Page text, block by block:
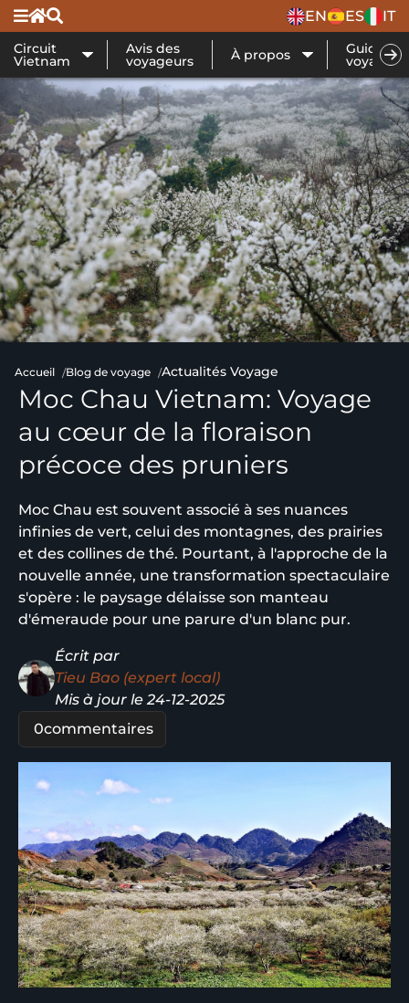
EN ES IT
Circuit
Vietnam
Avis des
voyageurs À propos Guide de
voyage
Accueil Blog de voyage Actualités Voyage
Moc Chau Vietnam: Voyage
au cœur de la floraison
précoce des pruniers
Moc Chau est souvent associé à ses nuances
infinies de vert, celui des montagnes, des prairies
et des collines de thé. Pourtant, à l'approche de la
nouvelle année, une transformation spectaculaire
s'opère : le paysage délaisse son manteau
d'émeraude pour une parure d'un blanc pur.
Écrit par
Tieu Bao (expert local)
Mis à jour le 24-12-2025
0commentaires